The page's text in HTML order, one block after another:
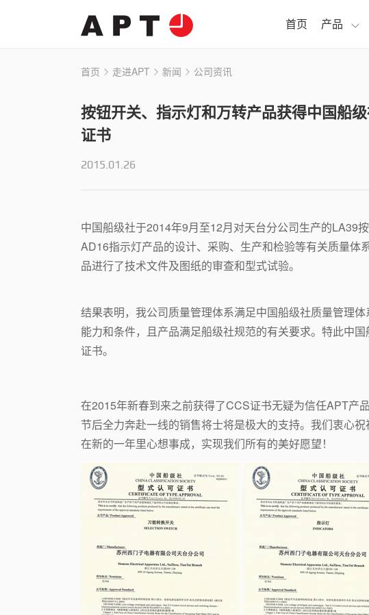
首页 产品
首页 走进APT 新闻 公司资讯
按钮开关、指示灯和万转产品获得中国船
证书
2015.01.26
中国船级社于2014年9月至12月对天台分公司生产的LA39
AD16指示灯产品的设计、采购、生产和检验等有关质量体
品进行了技术文件及图纸的审查和型式试验。
结果表明，我公司质量管理体系满足中国船级社质量管理
能力和条件，且产品满足船级社规范的有关要求。特此中
证书。
在2015年新春到来之前获得了CCS证书无疑为信任APT产
节后全力奔赴一线的销售将士将是极大的支持。我们衷心
在新的一年里心想事成，实现我们所有的美好愿望！